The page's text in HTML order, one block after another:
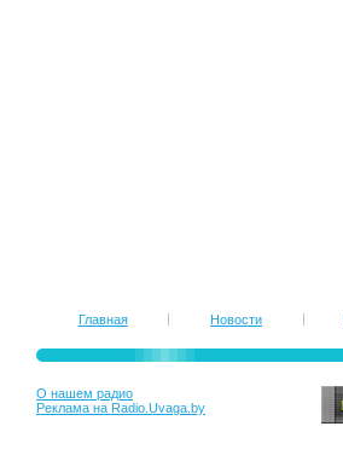
Главная Новости
О нашем радио
Реклама на Radio.Uvaga.by